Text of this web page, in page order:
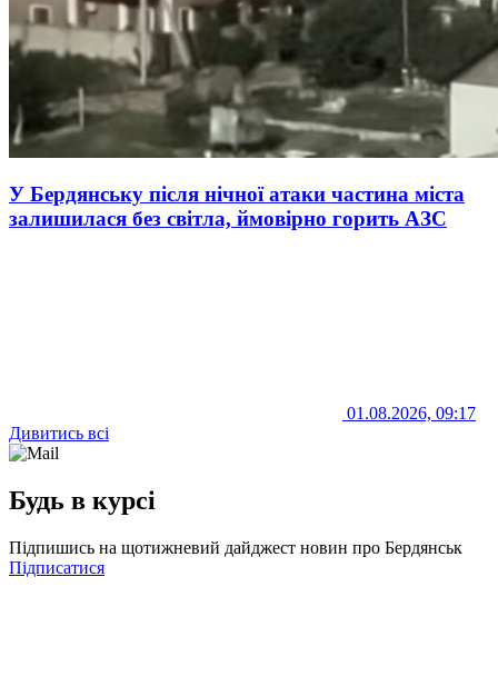
У Бердянську після нічної атаки частина міста
залишилася без світла, ймовірно горить АЗС
01.08.2026, 09:17
Дивитись всі
Будь в курсі
Підпишись на щотижневий дайджест новин про Бердянськ
Підписатися